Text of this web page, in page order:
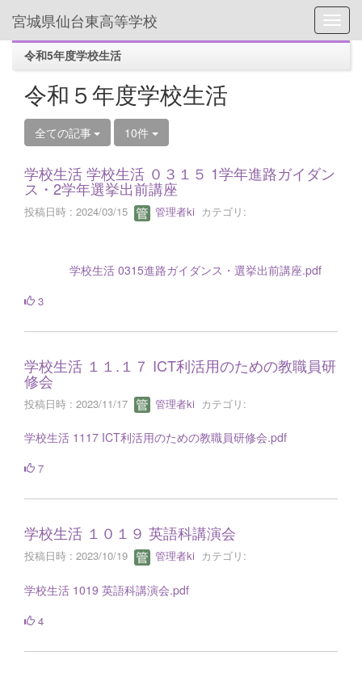
宮城県仙台東高等学校
令和5年度学校生活
令和５年度学校生活
全ての記事 10件
学校生活 学校生活 ０３１５ 1学年進路ガイダン
ス・2学年選挙出前講座
投稿日時 : 2024/03/15 管理者ki カテゴリ:
学校生活 0315進路ガイダンス・選挙出前講座.pdf
3
学校生活 １１.１７ ICT利活用のための教職員研
修会
投稿日時 : 2023/11/17 管理者ki カテゴリ:
学校生活 1117 ICT利活用のための教職員研修会.pdf
7
学校生活 １０１９ 英語科講演会
投稿日時 : 2023/10/19 管理者ki カテゴリ:
学校生活 1019 英語科講演会.pdf
4